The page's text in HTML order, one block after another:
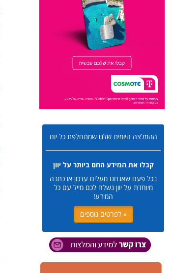
ההמלצה היומית שלנו שמתחלפת כל יום
קבלו את המידע החם ביותר על יוון
בכל פעם שאנחנו מעלים עדכון או כתבה
מיוחדת על יוון נשלח לכם מייל עם כל
המידע!
» לפרטים נוספים